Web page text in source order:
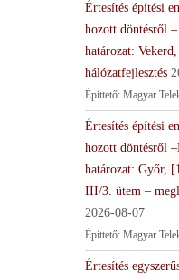
Értesítés építési
hozott döntésről
határozat:
hálózatfejlesztés
Építtető: Magyar
Értesítés építési
hozott döntésről
határozat: Győr,
III/3. ütem –
2026-08-07
Építtető: Magyar
Értesítés